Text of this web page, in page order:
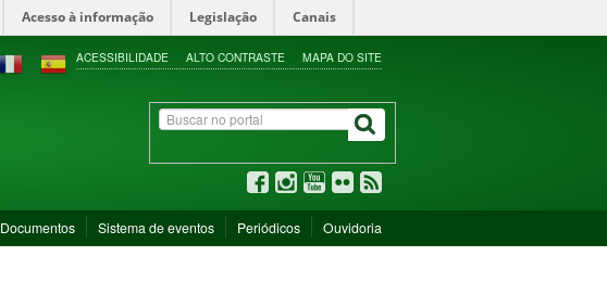
Acesso à informação Legislação Canais
ACESSIBILIDADE ALTO CONTRASTE MAPA DO SITE
Documentos Sistema de eventos Periódicos Ouvidoria